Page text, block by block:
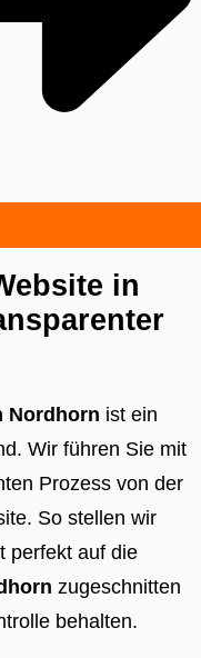
in
Nordhorn ist ein
Wir führen Sie mit
Prozess von der
So stellen wir
perfekt auf die
zugeschnitten
behalten.